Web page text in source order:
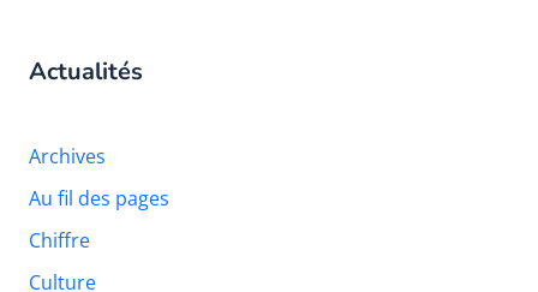
Actualités
Archives
Au fil des pages
Chiffre
Culture